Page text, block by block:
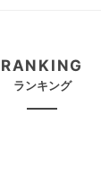
RANKING
ランキング